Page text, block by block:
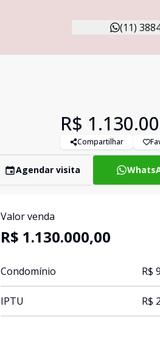
(11)
R$
Compartilhar
Agendar visita
Valor venda
R$ 1.130.000,00
Condomínio R$
IPTU R$